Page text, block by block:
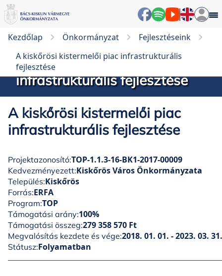
Kezdőlap Önkormányzat
Fejlesztéseink
A kiskőrösi kistermelői piac infrastrukturális
fejlesztése
A kiskőrösi kistermelői piac
infrastrukturális fejlesztése
A kiskőrösi kistermelői piac
infrastrukturális fejlesztése
Projektazonosító:TOP-1.1.3-16-BK1-2017-00009
Kedvezményezett:Kiskőrös Város Önkormányzata
Település:Kiskőrös
Forrás:ERFA
Program:TOP
Támogatási arány:100%
Támogatási összeg:279 358 570 Ft
Megvalósítás kezdete és vége:2018. 01. 01. - 2023. 03. 31.
Státusz:Folyamatban